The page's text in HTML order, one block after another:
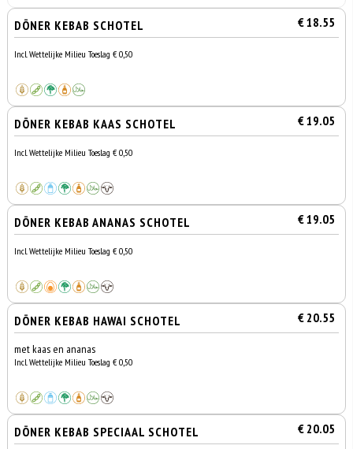
DÖNER KEBAB SCHOTEL € 18.55
Incl. Wettelijke Milieu Toeslag € 0,50
DÖNER KEBAB KAAS SCHOTEL € 19.05
Incl. Wettelijke Milieu Toeslag € 0,50
DÖNER KEBAB ANANAS SCHOTEL € 19.05
Incl. Wettelijke Milieu Toeslag € 0,50
DÖNER KEBAB HAWAI SCHOTEL € 20.55
met kaas en ananas
Incl. Wettelijke Milieu Toeslag € 0,50
DÖNER KEBAB SPECIAAL SCHOTEL € 20.05